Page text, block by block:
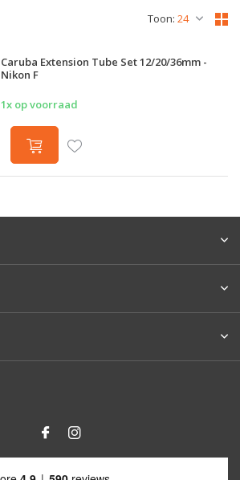
Toon:
Caruba Extension Tube Set 12/20/36mm -
Nikon F
1x op voorraad